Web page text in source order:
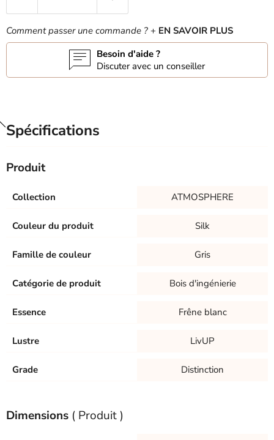
Comment passer une commande ? + EN SAVOIR PLUS
Besoin d'aide ?
Discuter avec un conseiller
Spécifications
Produit
Collection ATMOSPHERE
Couleur du produit Silk
Famille de couleur Gris
Catégorie de produit Bois d'ingénierie
Essence Frêne blanc
Lustre LivUP
Grade Distinction
Dimensions ( Produit )